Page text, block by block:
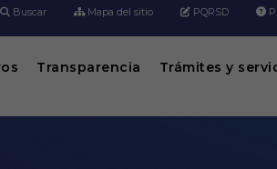
Buscar Mapa del sitio PQRSD
Transparencia Trámites y